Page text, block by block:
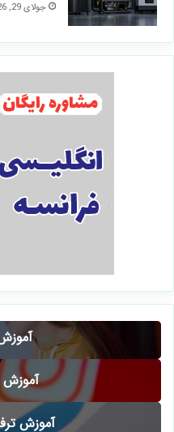
جولای 29, 2026
آموزش
آموزش